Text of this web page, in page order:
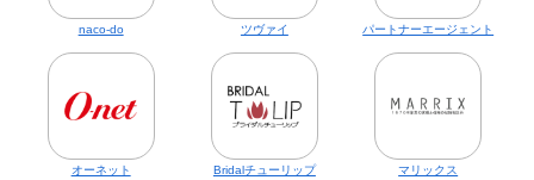
naco-do ツヴァイ パートナーエージェント
オーネット Bridalチューリップ マリックス